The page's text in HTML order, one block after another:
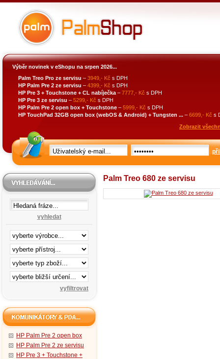
Výběr novinek v eShopu na srpen 2026...
Palm Treo Pro ze servisu – 3949,- Kč s DPH
HP Palm Pre 2 ze servisu – 4399,- Kč s DPH
HP Pre 3 + Touchstone + CL nabíječka – 7777,- Kč s DPH
HP Pre 3 ze servisu – 5299,- Kč s DPH
HP Palm Pre 2 open box + Touchstone – 5999,- Kč s DPH
HP TouchPad 32GB open box (webOS & Android) + Tungsten ... – 6699,- Kč s
Zobrazit
vyhledat
HP Palm Pre 2 open box
HP Palm Pre 2 ze servisu
HP Pre 3 + Touchstone +
Palm Treo 680 ze servisu